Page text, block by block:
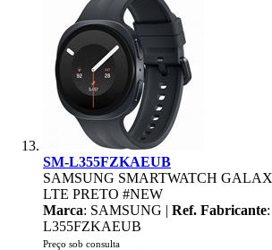
SM-L355FZKAEUB
SAMSUNG SMARTWATCH
LTE PRETO #NEW
Marca: SAMSUNG | Ref. Fabricante
L355FZKAEUB
Preço sob consulta